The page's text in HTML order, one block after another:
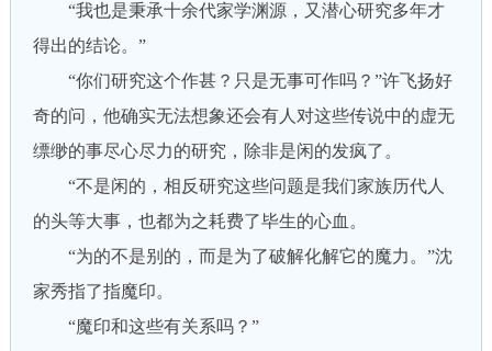
“我也是秉承十余代家学渊源，又潜心研究多年才
得出的结论。”
“你们研究这个作甚？只是无事可作吗？”许飞扬好
奇的问，他确实无法想象还会有人对这些传说中的虚无
缥缈的事尽心尽力的研究，除非是闲的发疯了。
“不是闲的，相反研究这些问题是我们家族历代人
的头等大事，也都为之耗费了毕生的心血。
“为的不是别的，而是为了破解化解它的魔力。”沈
家秀指了指魔印。
“魔印和这些有关系吗？”